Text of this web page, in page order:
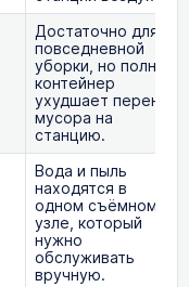
Достаточно для
повседневной
уборки, но полный
контейнер
ухудшает перенос
мусора на
станцию.
Вода и пыль
находятся в
одном съёмном
узле, который
нужно
обслуживать
вручную.